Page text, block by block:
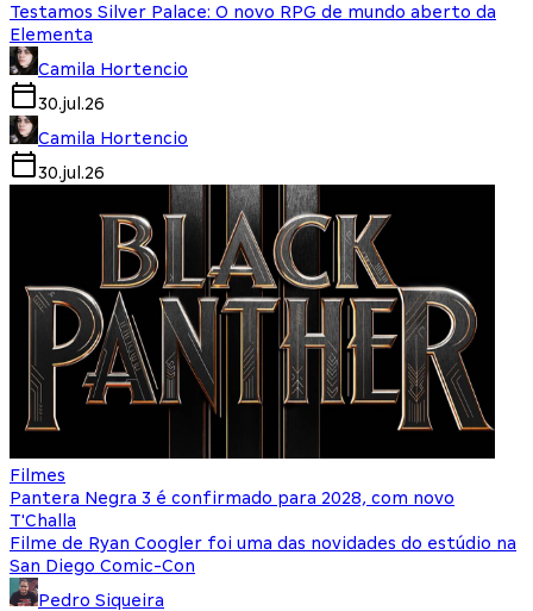
Testamos Silver Palace: O novo RPG de mundo aberto da
Elementa
Camila Hortencio
30.jul.26
Camila Hortencio
30.jul.26
Filmes
Pantera Negra 3 é confirmado para 2028, com novo
T'Challa
Filme de Ryan Coogler foi uma das novidades do estúdio na
San Diego Comic-Con
Pedro Siqueira